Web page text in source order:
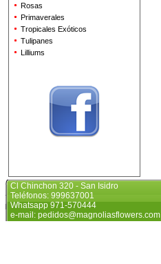
Rosas
Primaverales
Tropicales Exóticos
Tulipanes
Lilliums
Cl Chinchon 320 - San Isidro
Teléfonos: 999637001
Whatsapp 971-570444
e-mail: pedidos@magnoliasflowers.com